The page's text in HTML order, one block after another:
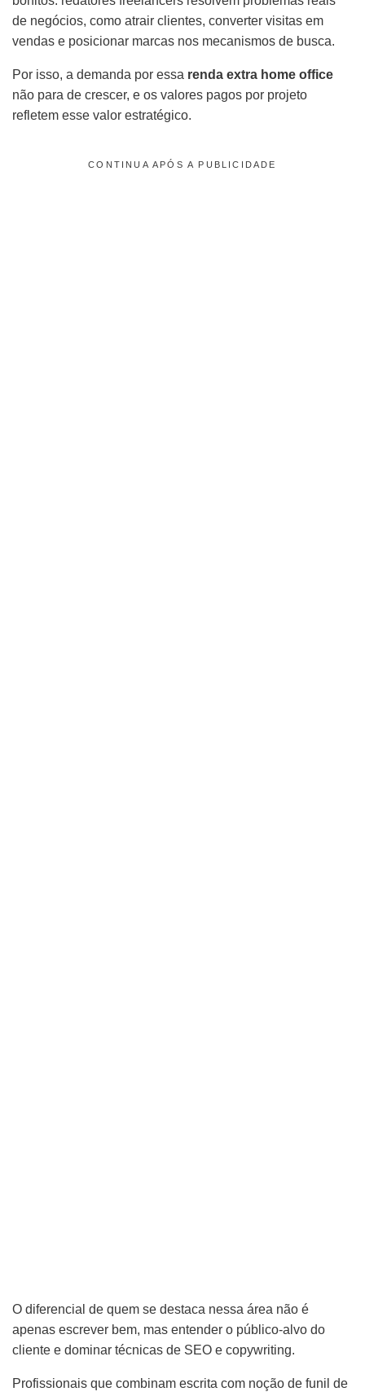
de negócios, como atrair clientes, converter visitas em
vendas e posicionar marcas nos mecanismos de busca.
Por isso, a demanda por essa renda extra home office
não para de crescer, e os valores pagos por projeto
refletem esse valor estratégico.
CONTINUA APÓS A PUBLICIDADE
O diferencial de quem se destaca nessa área não é
apenas escrever bem, mas entender o público-alvo do
cliente e dominar técnicas de SEO e copywriting.
Profissionais que combinam escrita com noção de funil de